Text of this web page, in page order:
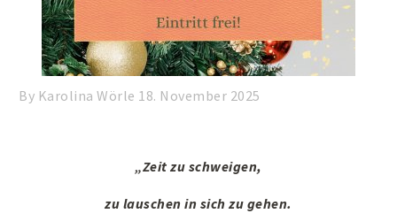
By Karolina Wörle 18. November 2025
„Zeit zu schweigen,
zu lauschen in sich zu gehen.